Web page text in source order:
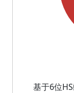
基于6位